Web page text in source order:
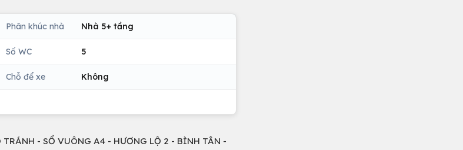
Phân khúc nhà Nhà 5+ tầng
Số WC 5
Chỗ để xe Không
- SỔ VUÔNG A4 - HƯƠNG LỘ 2 - BÌNH TÂN -